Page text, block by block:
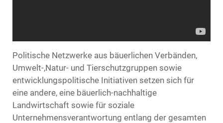
Politische Netzwerke aus bäuerlichen Verbänden,
Umwelt-,Natur- und Tierschutzgruppen sowie
entwicklungspolitische Initiativen setzen sich für
eine andere, eine bäuerlich-nachhaltige
Landwirtschaft sowie für soziale
Unternehmensverantwortung entlang der gesamten